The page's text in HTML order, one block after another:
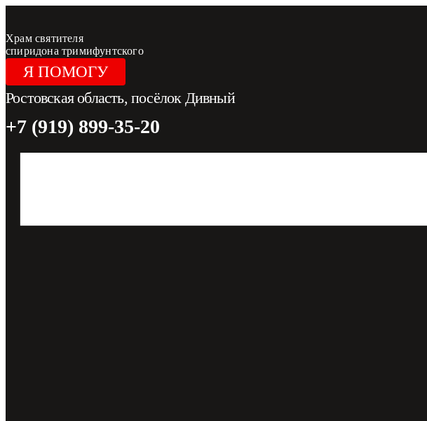
содержимому
Храм святителя
спиридона тримифунтского
Я ПОМОГУ
Ростовская область, посёлок Дивный
+7 (919) 899-35-20